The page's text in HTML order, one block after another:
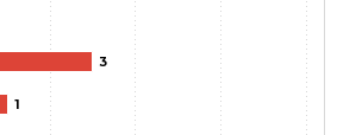
3
1